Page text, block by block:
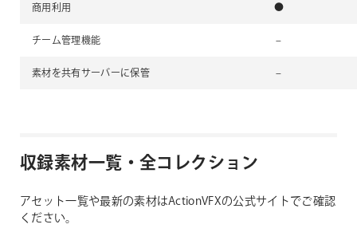
商用利用 ●
チーム管理機能 –
素材を共有サーバーに保管 –
収録素材一覧・全コレクション
アセット一覧や最新の素材はActionVFXの公式サイトでご確認
ください。